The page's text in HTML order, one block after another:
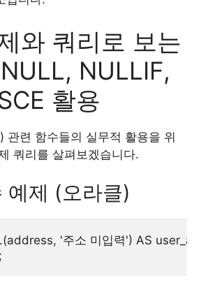
와 쿼리로 보는
NULLIF,
활용
관련 함수들의 실무적 활용을 위
쿼리를 살펴보겠습니다.
예제 (오라클)
'주소 미입력') AS